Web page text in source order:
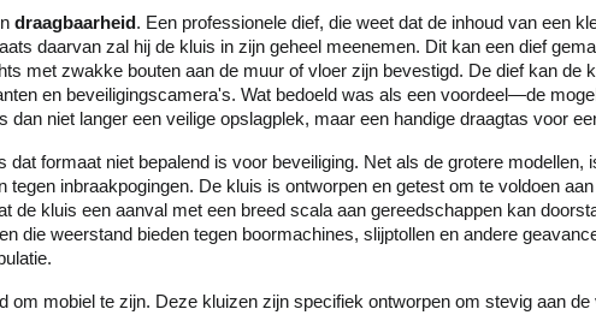
draagbaarheid . Een professionele dief, die weet dat de inhoud van een
daarvan zal hij de kluis in zijn geheel meenemen. Dit kan een dief
met zwakke bouten aan de muur of vloer zijn bevestigd. De dief kan de
en beveiligingscamera's. Wat bedoeld was als een voordeel—de
niet langer een veilige opslagplek, maar een handige draagtas voor
dat formaat niet bepalend is voor beveiliging. Net als de grotere modellen,
tegen inbraakpogingen. De kluis is ontworpen en getest om te voldoen
de kluis een aanval met een breed scala aan gereedschappen kan
die weerstand bieden tegen boormachines, slijptollen en andere
om mobiel te zijn. Deze kluizen zijn specifiek ontworpen om stevig aan